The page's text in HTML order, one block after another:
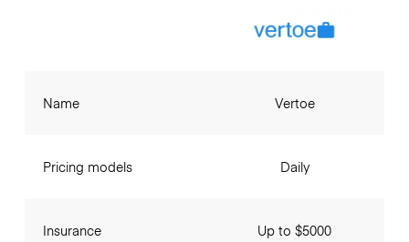
Name
Pricing models
Insurance
Vertoe
Daily
Up to $5000